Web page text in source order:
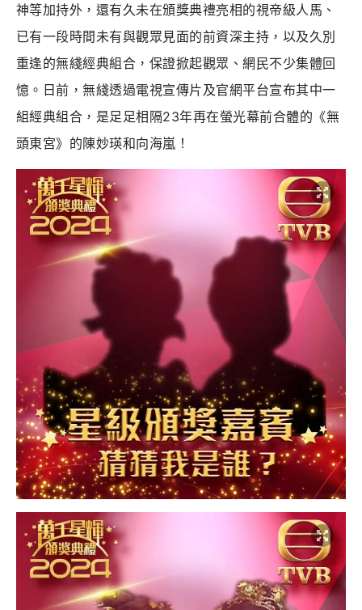
神等加持外，還有久未在頒獎典禮亮相的視帝級人馬、
已有一段時間未有與觀眾見面的前資深主持，以及久別
重逢的無綫經典組合，保證掀起觀眾、網民不少集體回
憶。日前，無綫透過電視宣傳片及官網平台宣布其中一
組經典組合，是足足相隔23年再在螢光幕前合體的《無
頭東宮》的陳妙瑛和向海嵐！